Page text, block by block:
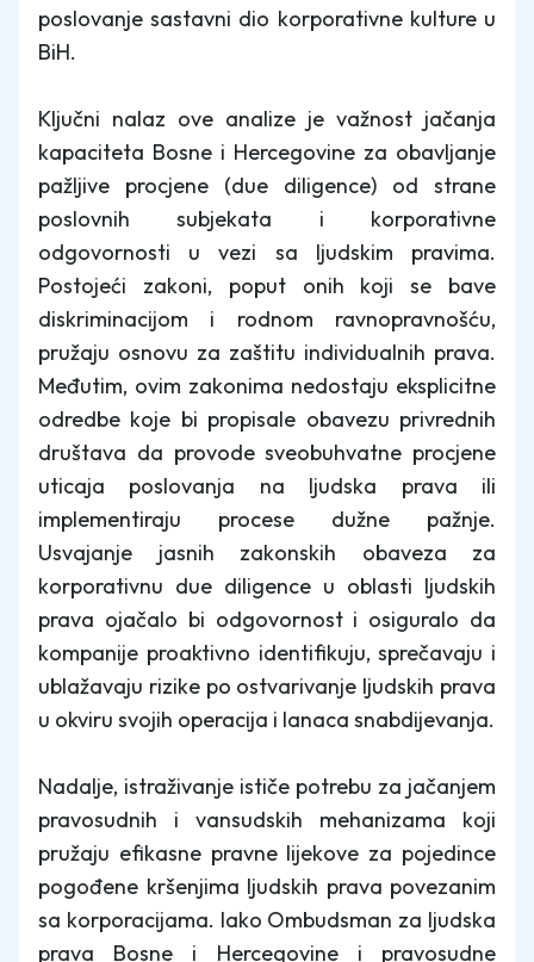
poslovanje sastavni dio korporativne kulture u
BiH.
Ključni nalaz ove analize je važnost jačanja
kapaciteta Bosne i Hercegovine za obavljanje
pažljive procjene (due diligence) od strane
poslovnih subjekata i korporativne
odgovornosti u vezi sa ljudskim pravima.
Postojeći zakoni, poput onih koji se bave
diskriminacijom i rodnom ravnopravnošću,
pružaju osnovu za zaštitu individualnih prava.
Međutim, ovim zakonima nedostaju eksplicitne
odredbe koje bi propisale obavezu privrednih
društava da provode sveobuhvatne procjene
uticaja poslovanja na ljudska prava ili
implementiraju procese dužne pažnje.
Usvajanje jasnih zakonskih obaveza za
korporativnu due diligence u oblasti ljudskih
prava ojačalo bi odgovornost i osiguralo da
kompanije proaktivno identifikuju, sprečavaju i
ublažavaju rizike po ostvarivanje ljudskih prava
u okviru svojih operacija i lanaca snabdijevanja.
Nadalje, istraživanje ističe potrebu za jačanjem
pravosudnih i vansudskih mehanizama koji
pružaju efikasne pravne lijekove za pojedince
pogođene kršenjima ljudskih prava povezanim
sa korporacijama. Iako Ombudsman za ljudska
prava Bosne i Hercegovine i pravosudne